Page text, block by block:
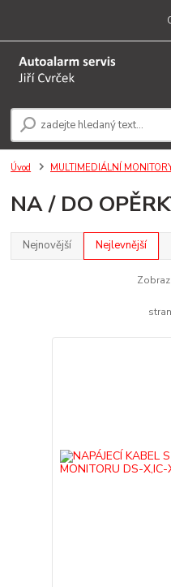
Úvod MULTIMEDIÁLNÍ
NA / DO
Nejnovější Nejlevnější